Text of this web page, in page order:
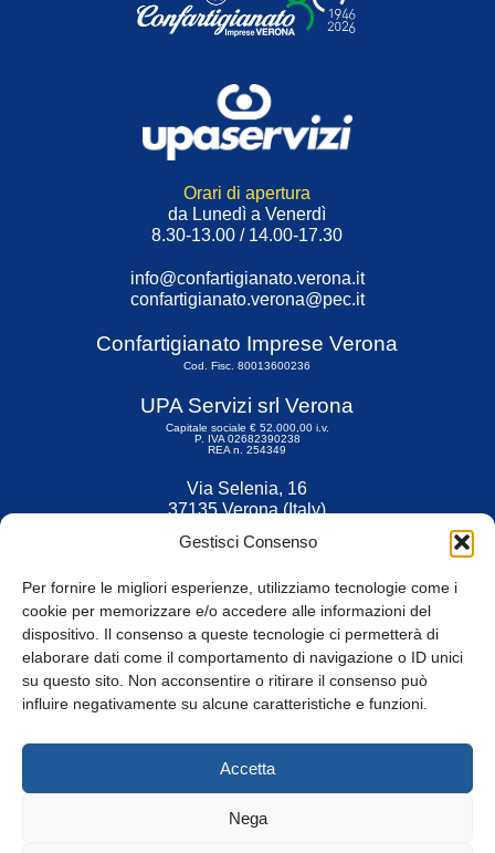
Gestisci Consenso
Per fornire le migliori esperienze, utilizziamo tecnologie come i
cookie per memorizzare e/o accedere alle informazioni del
dispositivo. Il consenso a queste tecnologie ci permetterà di
elaborare dati come il comportamento di navigazione o ID unici
su questo sito. Non acconsentire o ritirare il consenso può
influire negativamente su alcune caratteristiche e funzioni.
Accetta
Nega
Orari di apertura
da Lunedì a Venerdì
8.30-13.00 / 14.00-17.30
info@confartigianato.verona.it
confartigianato.verona@pec.it
Confartigianato Imprese Verona
Cod. Fisc. 80013600236
UPA Servizi srl Verona
Capitale sociale € 52.000,00 i.v.
P. IVA 02682390238
REA n. 254349
Via Selenia, 16
37135 Verona (Italy)
Fax 045 9211599
© Tutti i diritti riservati